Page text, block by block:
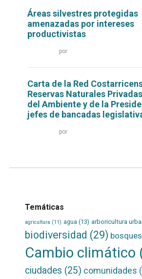
Áreas silvestres protegidas
amenazadas por intereses
productivistas
por
Carta de la Red
Reservas Naturales
del Ambiente y de la
jefes de bancadas
por
Temáticas
agricultura (11) agua (13) arboricultura
biodiversidad (29) bosques
Cambio climático
ciudades (25) comunidades